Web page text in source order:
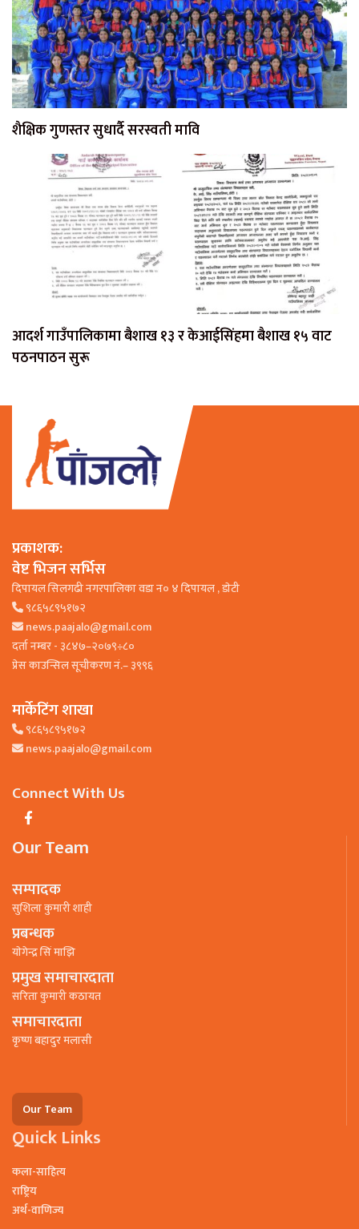
शैक्षिक गुणस्तर सुधार्दै सरस्वती मावि
आदर्श गाउँपालिकामा बैशाख १३ र केआईसिंहमा बैशाख १५ वाट
पठनपाठन सुरू
प्रकाशक:
वेष्ट भिजन सर्भिस
दिपायल सिलगढी नगरपालिका वडा न० ४ दिपायल , डाेटी
९८६५८९५१७२
news.paajalo@gmail.com
दर्ता नम्बर - ३८४७–२०७९÷८०
प्रेस काउन्सिल सूचीकरण नं.– ३९९६
मार्केटिंग शाखा
९८६५८९५१७२
news.paajalo@gmail.com
Connect With Us
Our Team
सम्पादक
सुशिला कुमारी शाही
प्रबन्धक
याेगेन्द्र सिं माझि
प्रमुख समाचारदाता
सरिता कुमारी कठायत
समाचारदाता
कृष्ण बहादुर मलासी
Our Team
Quick Links
कला-साहित्य
राष्ट्रिय
अर्थ-वाणिज्य